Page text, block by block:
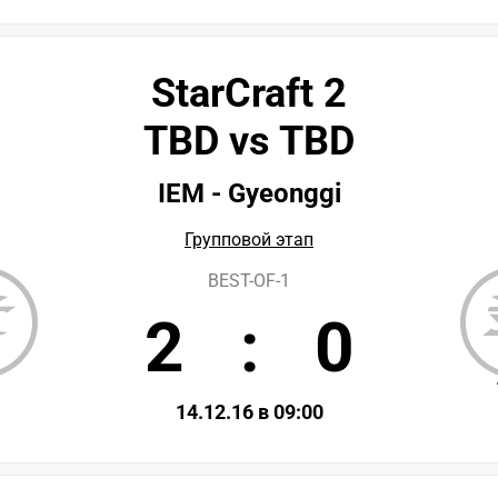
StarCraft 2
TBD vs TBD
IEM - Gyeonggi
Групповой этап
BEST-OF-1
2 : 0
14.12.16 в 09:00